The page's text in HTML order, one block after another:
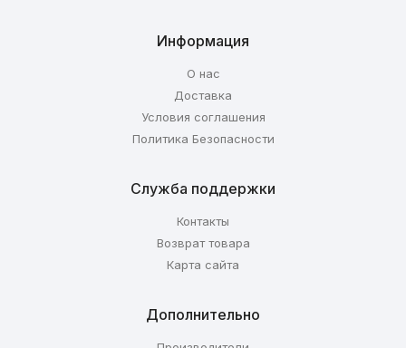
Информация
О нас
Доставка
Условия соглашения
Политика Безопасности
Служба поддержки
Контакты
Возврат товара
Карта сайта
Дополнительно